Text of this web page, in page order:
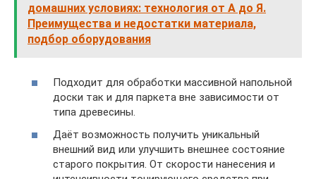
домашних условиях: технология от А до Я.
Преимущества и недостатки материала,
подбор оборудования
Подходит для обработки массивной напольной
доски так и для паркета вне зависимости от
типа древесины.
Даёт возможность получить уникальный
внешний вид или улучшить внешнее состояние
старого покрытия. От скорости нанесения и